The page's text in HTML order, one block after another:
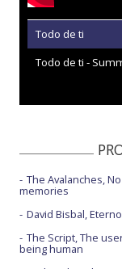
Todo de ti
Todo de ti -
The Avalanches,
memories
David Bisbal,
The Script, The
being human